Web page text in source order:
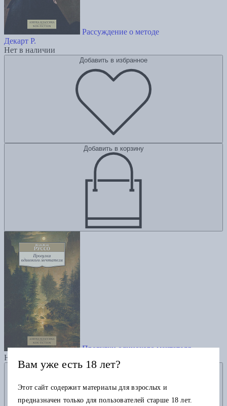
Рассуждение о методе
Декарт Р.
Нет в наличии
Добавить в избранное
Добавить в корзину
Прогулки одинокого мечтателя
Нет в наличии
Добавить в избранное
Вам уже есть 18 лет?
Этот сайт содержит материалы для взрослых и
предназначен только для пользователей старше 18 лет.